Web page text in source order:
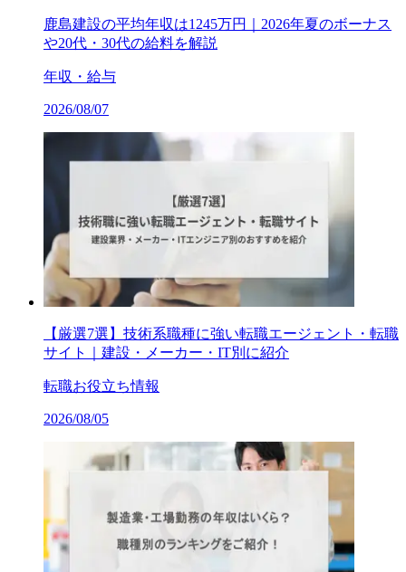
鹿島建設の平均年収は1245万円｜2026年夏のボーナス
や20代・30代の給料を解説
年収・給与
2026/08/07
【厳選7選】技術系職種に強い転職エージェント・転職
サイト｜建設・メーカー・IT別に紹介
転職お役立ち情報
2026/08/05